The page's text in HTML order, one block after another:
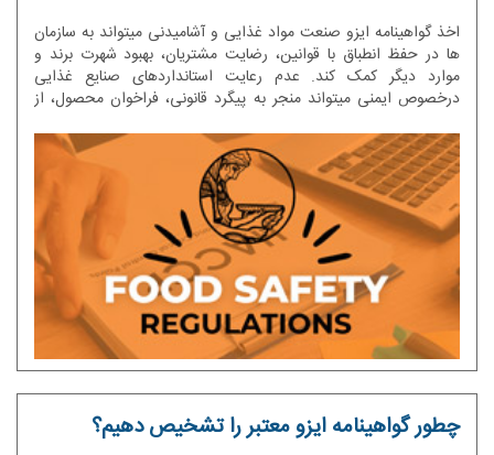
اخذ گواهینامه ایزو صنعت مواد غذایی و آشامیدنی میتواند به سازمان
ها در حفظ انطباق با قوانین، رضایت مشتریان، بهبود شهرت برند و
موارد دیگر کمک کند. عدم رعایت استانداردهای صنایع غذایی
درخصوص ایمنی میتواند منجر به پیگرد قانونی، فراخوان محصول، از
چطور گواهینامه ایزو معتبر را تشخیص دهیم؟